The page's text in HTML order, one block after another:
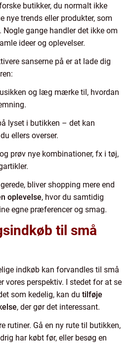
butikker, du normalt ikke
nye trends eller produkter, som
Nogle gange handler det ikke om
ideer og oplevelser.
sanserne på er at lade dig
og læg mærke til, hvordan
lyset i butikken – det kan
ellers overser.
prøv nye kombinationer, fx i tøj,
bliver shopping mere end
oplevelse, hvor du samtidig
egne præferencer og smag.
til små
indkøb kan forvandles til små
vores perspektiv. I stedet for at se
som kedelig, kan du tilføje
, der gør det interessant.
rutiner. Gå en ny rute til butikken,
har købt før, eller besøg en